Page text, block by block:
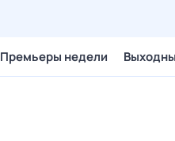
Премьеры недели